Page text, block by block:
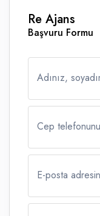
Re Ajans
Başvuru Formu
Adınız,
Cep
E-posta